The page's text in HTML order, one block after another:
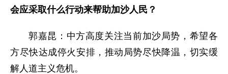
会应采取什么行动来帮助加沙人民？
郭嘉昆： 中方高度关注当前加沙局势，希望各
方尽快达成停火安排，推动局势尽快降温，切实缓
解人道主义危机。